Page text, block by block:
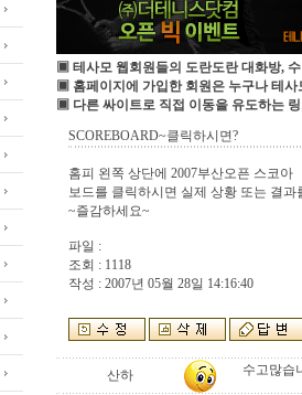
▣ 테사모 웹회원들의 도란도란 대화방,
▣ 홈페이지에 가입한 회원은 누구나 테사
▣ 다른 싸이트로 직접 이동을 유도하는
SCOREBOARD~클릭하시면?
홈피 왼쪽 상단에 2007부산오픈 스코아
보드를 클릭하시면 실제 상황 또는 결과
~즐감하세요~
파일 :
조회 : 1118
작성 : 2007년 05월 28일 14:16:40
산하 수고많습